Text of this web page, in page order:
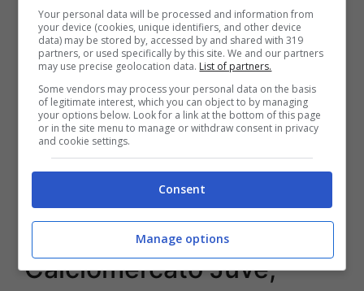
Calciomercato Juve,
Your personal data will be processed and information from
your device (cookies, unique identifiers, and other device
data) may be stored by, accessed by and shared with 319
partners, or used specifically by this site. We and our partners
may use precise geolocation data. List of partners.
Some vendors may process your personal data on the basis
of legitimate interest, which you can object to by managing
your options below. Look for a link at the bottom of this page
or in the site menu to manage or withdraw consent in privacy
and cookie settings.
Consent
Manage options